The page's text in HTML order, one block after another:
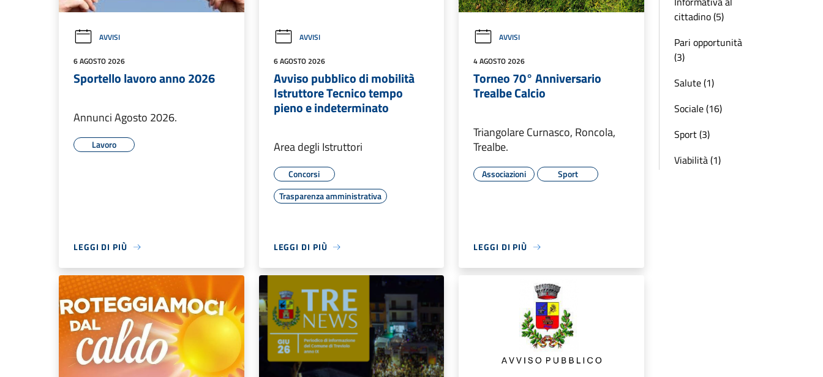
AVVISI
6 AGOSTO 2026
Sportello lavoro anno 2026
Annunci Agosto 2026.
Lavoro
LEGGI DI PIÙ
AVVISI
6 AGOSTO 2026
Avviso pubblico di mobilità
Istruttore Tecnico tempo
pieno e indeterminato
Area degli Istruttori
Concorsi
Trasparenza amministrativa
LEGGI DI PIÙ
AVVISI
4 AGOSTO 2026
Torneo 70° Anniversario
Trealbe Calcio
Triangolare Curnasco, Roncola,
Trealbe.
Associazioni Sport
LEGGI DI PIÙ
cittadino (5)
Pari opportunità
(3)
Salute (1)
Sociale (16)
Sport (3)
Viabilità (1)